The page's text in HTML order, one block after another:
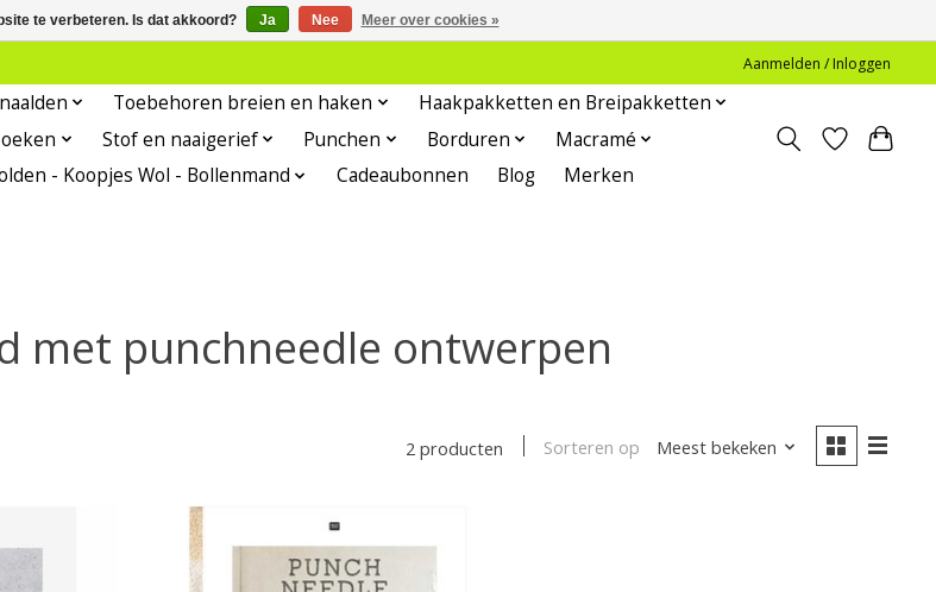
Aanmelden / Inloggen
Toebehoren breien en haken
Haakpakketten en Breipakketten
Stof en naaigerief Punchen Borduren
Macramé
- Koopjes Wol - Bollenmand Cadeaubonnen Blog Merken
met punchneedle ontwerpen
2 producten Sorteren op Meest bekeken
te verbeteren. Is dat akkoord? Ja Nee Meer over cookies »